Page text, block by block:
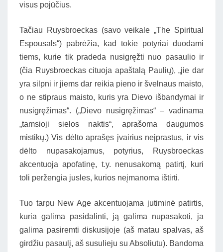
visus pojūčius.
Tačiau Ruysbroeckas (savo veikale „The Spiritual
Espousals“) pabrėžia, kad tokie potyriai duodami
tiems, kurie tik pradeda nusigręžti nuo pasaulio ir
(čia Ruysbroeckas cituoja apaštalą Paulių), „jie dar
yra silpni ir jiems dar reikia pieno ir švelnaus maisto,
o ne stipraus maisto, kuris yra Dievo išbandymai ir
nusigręžimas“. („Dievo nusigręžimas“ – vadinama
„tamsioji sielos naktis“, aprašoma daugumos
mistikų.) Vis dėlto aprašęs įvairius neįprastus, ir vis
dėlto nupasakojamus, potyrius, Ruysbroeckas
akcentuoja apofatinę, t.y. nenusakomą patirtį, kuri
toli peržengia jusles, kurios neįmanoma ištirti.
Tuo tarpu New Age akcentuojama jutiminė patirtis,
kuria galima pasidalinti, ją galima nupasakoti, ja
galima pasiremti diskusijoje (aš matau spalvas, aš
girdžiu pasaulį, aš susulieju su Absoliutu). Bandoma